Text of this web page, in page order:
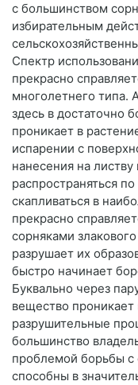
с большинством
избирательным
Спектр
прекрасно
многолетнего типа.
здесь в достаточно
проникает в
испарении с
нанесения на
распространяться
скапливаться в
прекрасно
сорняками
разрушает их
быстро начинает
Буквально через
вещество проникает
разрушительные
большинство
проблемой борьбы
способны в